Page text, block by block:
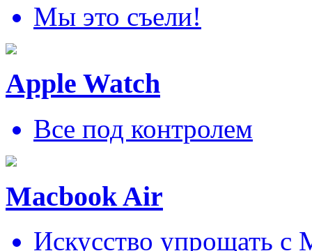
Мы это съели!
Apple Watch
Все под контролем
Macbook Air
Искусcтво упрощать c